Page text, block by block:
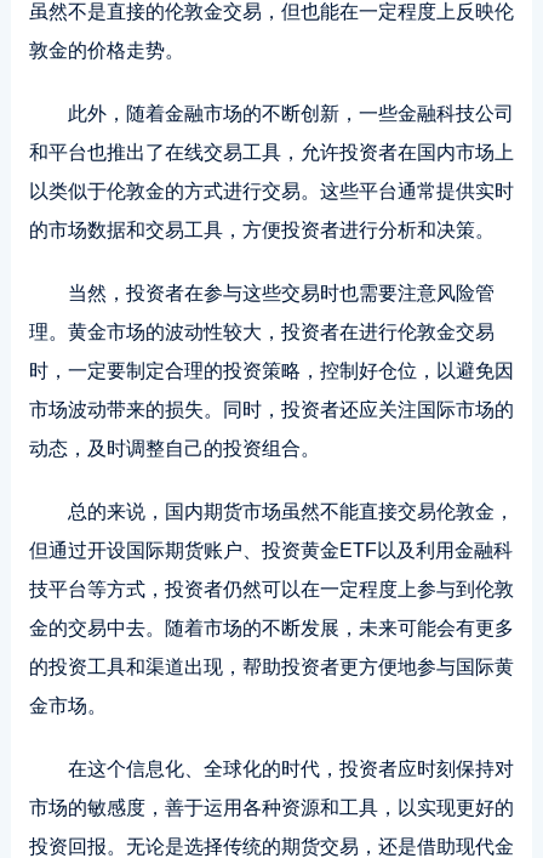
虽然不是直接的伦敦金交易，但也能在一定程度上反映伦
敦金的价格走势。
此外，随着金融市场的不断创新，一些金融科技公司
和平台也推出了在线交易工具，允许投资者在国内市场上
以类似于伦敦金的方式进行交易。这些平台通常提供实时
的市场数据和交易工具，方便投资者进行分析和决策。
当然，投资者在参与这些交易时也需要注意风险管
理。黄金市场的波动性较大，投资者在进行伦敦金交易
时，一定要制定合理的投资策略，控制好仓位，以避免因
市场波动带来的损失。同时，投资者还应关注国际市场的
动态，及时调整自己的投资组合。
总的来说，国内期货市场虽然不能直接交易伦敦金，
但通过开设国际期货账户、投资黄金ETF以及利用金融科
技平台等方式，投资者仍然可以在一定程度上参与到伦敦
金的交易中去。随着市场的不断发展，未来可能会有更多
的投资工具和渠道出现，帮助投资者更方便地参与国际黄
金市场。
在这个信息化、全球化的时代，投资者应时刻保持对
市场的敏感度，善于运用各种资源和工具，以实现更好的
投资回报。无论是选择传统的期货交易，还是借助现代金